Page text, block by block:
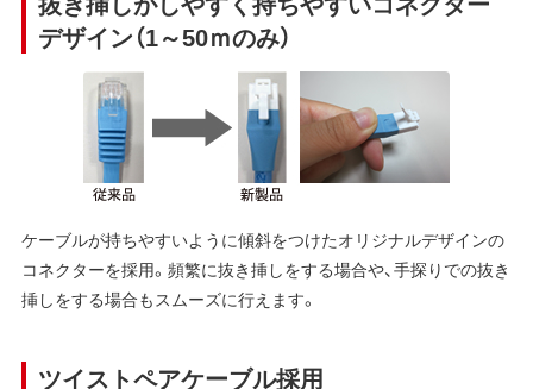
デザイン（1～50ｍのみ）
ケーブルが持ちやすいように傾斜をつけたオリジナルデザインの
コネクターを採用。頻繁に抜き挿しをする場合や、手探りでの抜き
挿しをする場合もスムーズに行えます。
ツイストペアケーブル採用